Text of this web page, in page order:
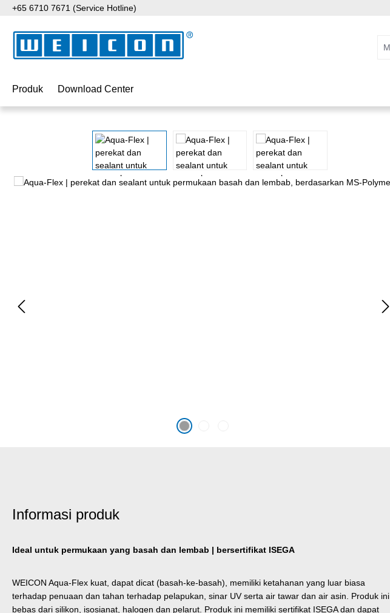
ke konten utama
Lewati ke pencarian
Lewati ke navigasi utama
+65 6710 7671 (Service Hotline)
Produk Download Center
Informasi produk
Ideal untuk permukaan yang basah dan lembab | bersertifikat ISEGA
WEICON Aqua-Flex kuat, dapat dicat (basah-ke-basah), memiliki ketahanan yang luar biasa
terhadap penuaan dan tahan terhadap pelapukan, sinar UV serta air tawar dan air asin. Produk ini
bebas dari silikon, isosianat, halogen dan pelarut. Produk ini memiliki sertifikat ISEGA dan dapat